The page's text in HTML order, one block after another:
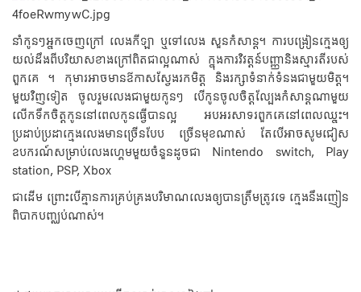
នាំកូនៗអ្នកចេញក្រៅ លេងកីឡា ឬទៅលេង សួនកំសាន្ត។ ការបង្រៀនក្មេងឲ្យ
យល់ដឹងពីបរិយាសខាងក្រៅពិតជាល្អណាស់ ក្នុងការវិវត្តន៍បញ្ញានិងស្មារតីរបស់
ពួកគេ ។ កុមារអាចមានឪកាសស្វែងរកមិត្ត និងរក្សាទំនាក់ទំនងជាមួយមិត្ត។
មួយវិញទៀត ចូលរួមលេងជាមួយកូនៗ បើកូនចូលចិត្តល្បែងកំសាន្តណាមួយ
លើកទឹកចិត្តកូននៅពេលកូនធ្វើបានល្អ អបអរសាទរពួកគេនៅពេលឈ្នះ។
ប្រដាប់ប្រដាក្មេងលេងមានច្រើនបែប ច្រើនមុខណាស់ តែបើអាចសូមជៀស
ឧបករណ៍សម្រាប់លេងហ្គេមមួយចំនួនដូចជា Nintendo switch, Play
station, PSP, Xbox
ជាដើម ព្រោះបើគ្មានការគ្រប់គ្រងបរិមាណលេងឲ្យបានត្រឹមត្រូវទេ ក្មេងនឹងញៀន
ពិបាកបញ្ឈប់ណាស់។